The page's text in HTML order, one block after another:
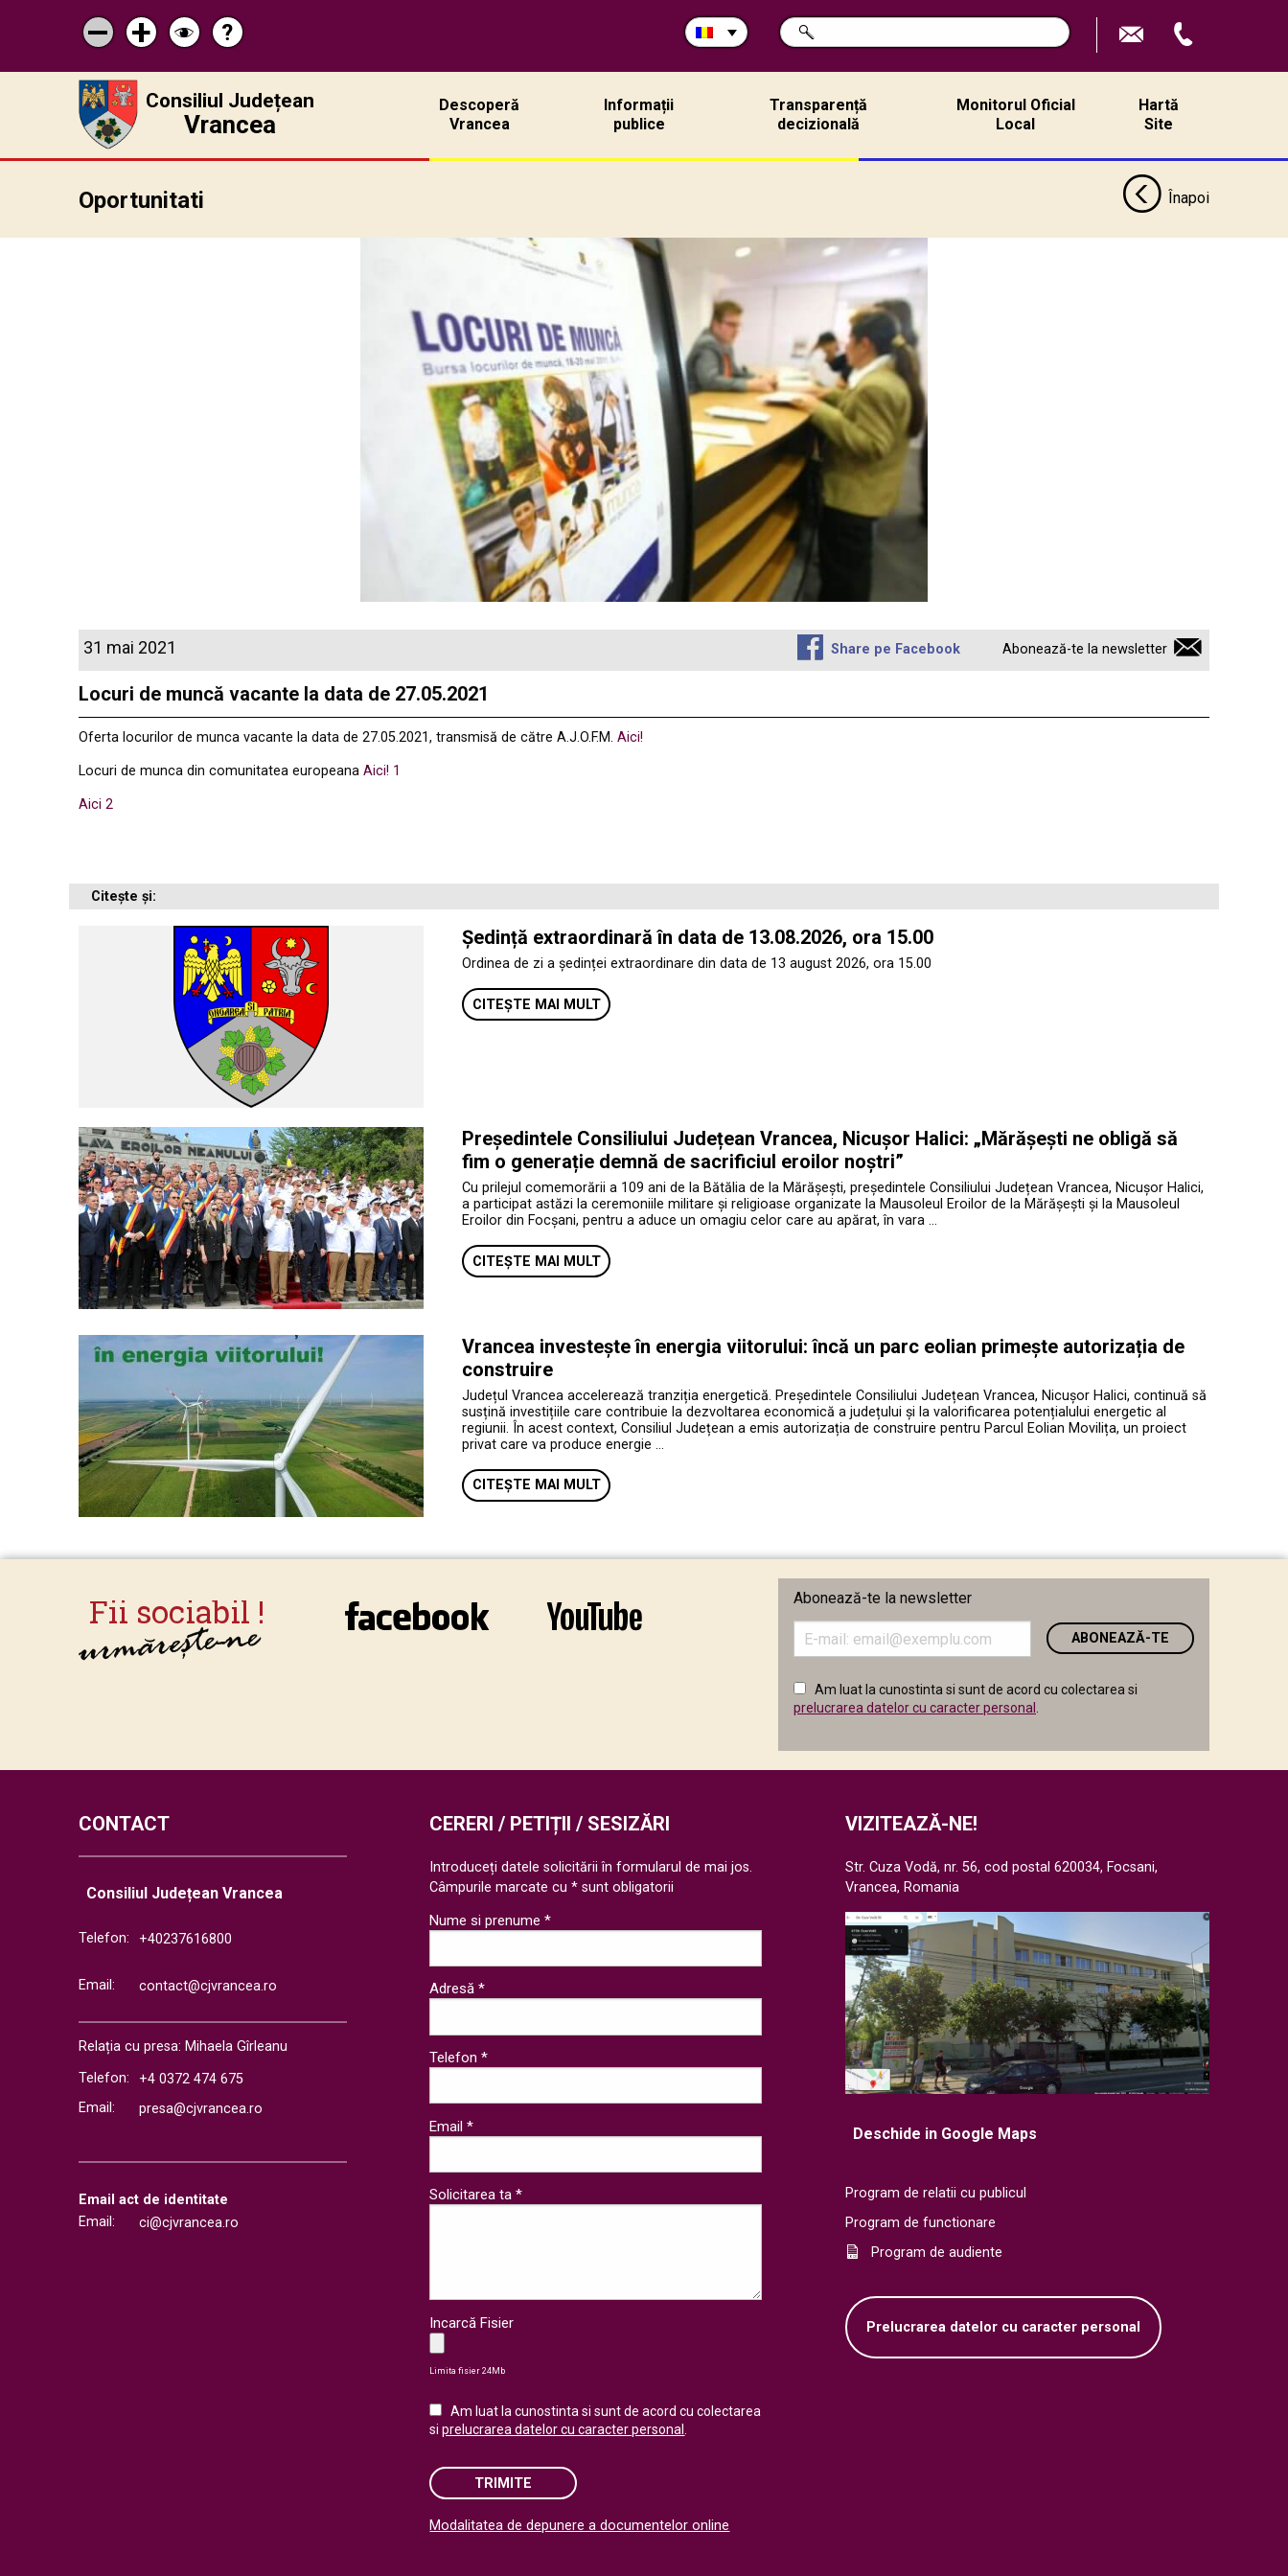
Micșorează
scrisul
Mărește
scrisul
Schimbă
contrastul
Pagina
de
ajutor
?
Caută
în
CAUTĂ
Consiliul Județean
Vrancea
Descoperă
Vrancea
Informații
publice
Transparență
decizională
Monitorul Oficial
Local
Hartă
Site
Oportunitati Înapoi
31 mai 2021 Share pe Facebook Abonează-te la newsletter
Locuri de muncă vacante la data de 27.05.2021
Oferta locurilor de munca vacante la data de 27.05.2021, transmisă de către A.J.O.F.M. Aici!
Locuri de munca din comunitatea europeana Aici! 1
Aici 2
Citește și:
Ședință extraordinară în data de 13.08.2026, ora 15.00
Ordinea de zi a ședinței extraordinare din data de 13 august 2026, ora 15.00
CITEȘTE MAI MULT
Președintele Consiliului Județean Vrancea, Nicușor Halici: „Mărășești ne obligă să
fim o generație demnă de sacrificiul eroilor noștri”
Cu prilejul comemorării a 109 ani de la Bătălia de la Mărășești, președintele Consiliului Județean Vrancea, Nicușor Halici,
a participat astăzi la ceremoniile militare și religioase organizate la Mausoleul Eroilor de la Mărășești și la Mausoleul
Eroilor din Focșani, pentru a aduce un omagiu celor care au apărat, în vara …
CITEȘTE MAI MULT
Vrancea investește în energia viitorului: încă un parc eolian primește autorizația de
construire
Județul Vrancea accelerează tranziția energetică. Președintele Consiliului Județean Vrancea, Nicușor Halici, continuă să
susțină investițiile care contribuie la dezvoltarea economică a județului și la valorificarea potențialului energetic al
regiunii. În acest context, Consiliul Județean a emis autorizația de construire pentru Parcul Eolian Movilița, un proiect
privat care va produce energie …
CITEȘTE MAI MULT
Abonează-te la newsletter
adresa
email
în
câmpul
Am luat la cunostinta si sunt de acord cu colectarea si
prelucrarea datelor cu caracter personal
CONTACT
Consiliul Județean Vrancea
Telefon: +40237616800
Email: contact@cjvrancea.ro
Relația cu presa: Mihaela Gîrleanu
Telefon:
+4 0372 474 675
Email:
presa@cjvrancea.ro
Email act de identitate
Email:
ci@cjvrancea.ro
VIZITEAZĂ-NE!
Str. Cuza Vodă, nr. 56, cod postal 620034, Focsani,
Vrancea, Romania
Deschide in Google Maps
Program de relatii cu publicul
Program de functionare
Program de audiente
Prelucrarea datelor cu caracter personal
CERERI / PETIȚII / SESIZĂRI
Introduceți datele solicitării în formularul de mai jos.
Câmpurile marcate cu * sunt obligatorii
Nume si prenume *
Adresă *
Telefon *
Email *
Solicitarea ta *
Incarcă Fisier
Limita fisier 24Mb
Am luat la cunostinta si sunt de acord cu colectarea
siprelucrarea datelor cu caracter personal
TRIMITE
Please leave this field empty.
Modalitatea de depunere a documentelor online